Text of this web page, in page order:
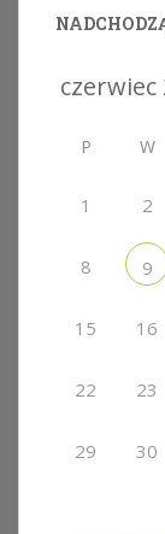
P W
1 2
8 9
15 16
22 23
29 30